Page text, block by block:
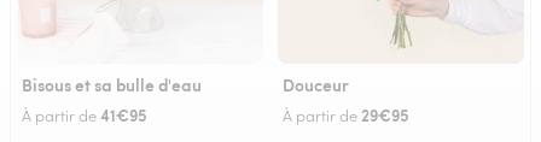
Bisous et sa bulle d'eau
À partir de41€95
Douceur
À partir de 29€95